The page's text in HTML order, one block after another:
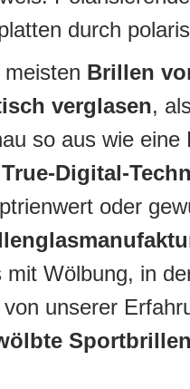
durch
meisten Brillen
verglasen,
so aus wie
True-Digital-
oder
mit Wölbung, in
von unserer